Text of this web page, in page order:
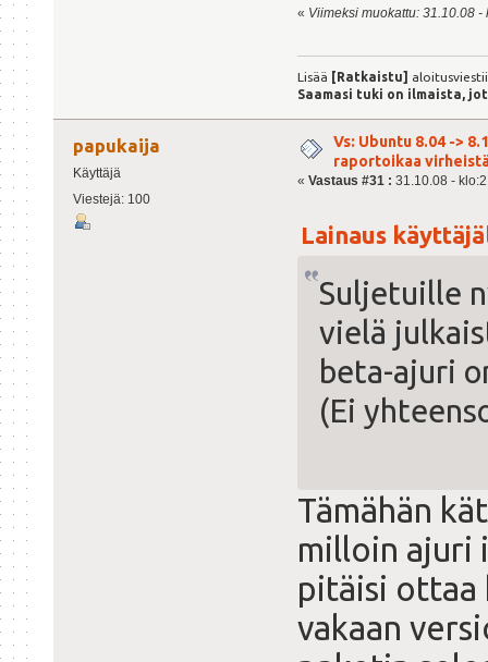
« Viimeksi muokattu: 31.10.08
Lisää [Ratkaistu]
Saamasi tuki on ilmaista,
papukaija
Käyttäjä
Viestejä: 100
Vs: Ubuntu 8.04 ->
raportoikaa
« Vastaus #31 : 31.10.08 -
Lainaus
Suljetuille
vielä
beta-ajuri
(Ei
Tämähän
milloin ajuri
pitäisi ottaa
vakaan